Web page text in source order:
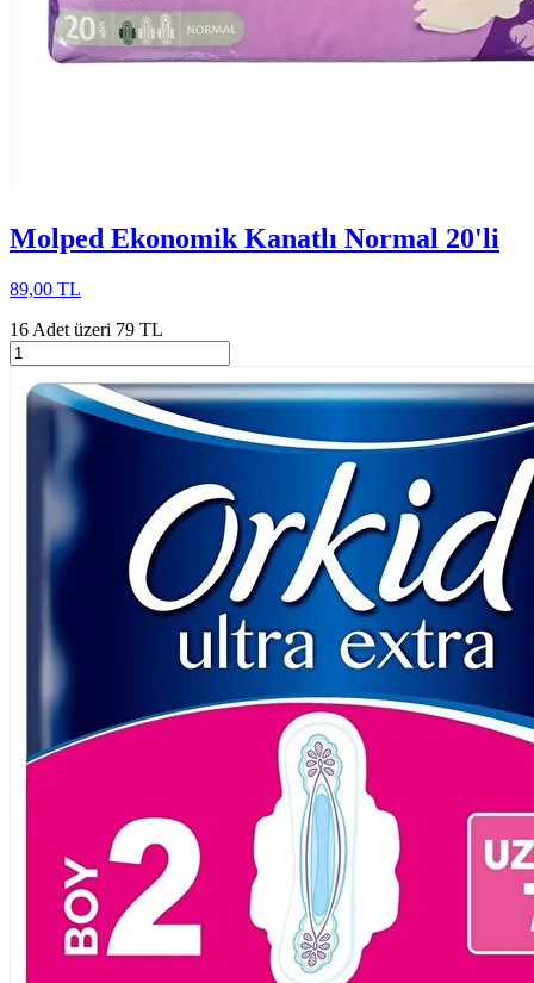
Molped Ekonomik Kanatlı Normal 20'li
89,00 TL
16 Adet üzeri 79 TL